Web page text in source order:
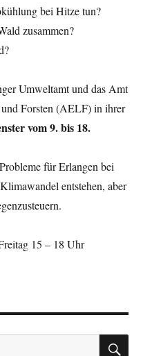
bei Hitze tun?
zusammen?
Umweltamt und das Amt
Forsten (AELF) in ihrer
vom 9. bis 18.
für Erlangen bei
entstehen, aber
15 – 18 Uhr